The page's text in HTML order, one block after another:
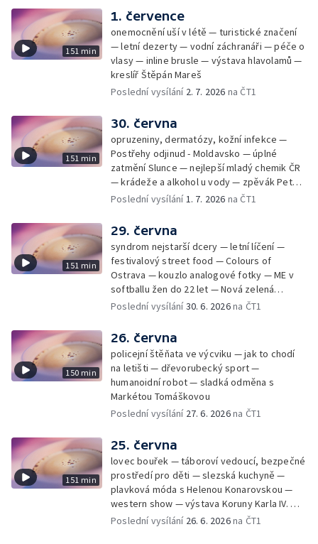
151 min
1. července
onemocnění uší v létě — turistické značení
— letní dezerty — vodní záchranáři — péče o
vlasy — inline brusle — výstava hlavolamů —
kreslíř Štěpán Mareš
Poslední vysílání 2. 7. 2026 na ČT1
151 min
30. června
opruzeniny, dermatózy, kožní infekce —
Postřehy odjinud - Moldavsko — úplné
zatmění Slunce — nejlepší mladý chemik ČR
— krádeže a alkohol u vody — zpěvák Peter
Cmorik
Poslední vysílání1. 7. 2026 na ČT1
151 min
29. června
syndrom nejstarší dcery — letní líčení —
festivalový street food — Colours of
Ostrava — kouzlo analogové fotky — ME v
softballu žen do 22 let — Nová zelená
úsporám — Global Teacher Prize Czech
Poslední vysílání30. 6. 2026na ČT1
150 min
26. června
policejní štěňata ve výcviku — jak to chodí
na letišti — dřevorubecký sport —
humanoidní robot — sladká odměna s
Markétou Tomáškovou
Poslední vysílání 27. 6. 2026na ČT1
151 min
25. června
lovec bouřek — táboroví vedoucí, bezpečné
prostředí pro děti — slezská kuchyně —
plavková móda s Helenou Konarovskou —
western show — výstava Koruny Karla IV. —
mladý lezecký fenomén Josef Šindel
Poslední vysílání 26. 6. 2026na ČT1